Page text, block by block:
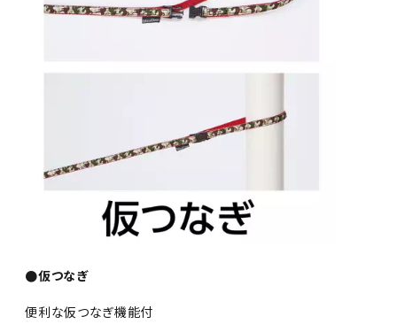
●仮つなぎ
便利な仮つなぎ機能付